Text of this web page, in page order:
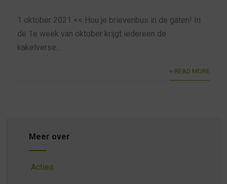
1 oktober 2021 << Hou je brievenbus in de gaten! In
de 1e week van oktober krijgt iedereen de
kakelverse...
+ READ MORE
Meer over
Acties